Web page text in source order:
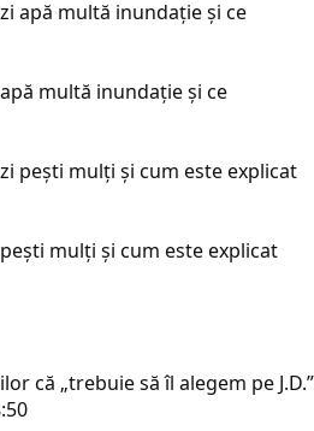
multă inundație și ce
mulți și cum este explicat
că „trebuie să îl alegem pe J.D.”